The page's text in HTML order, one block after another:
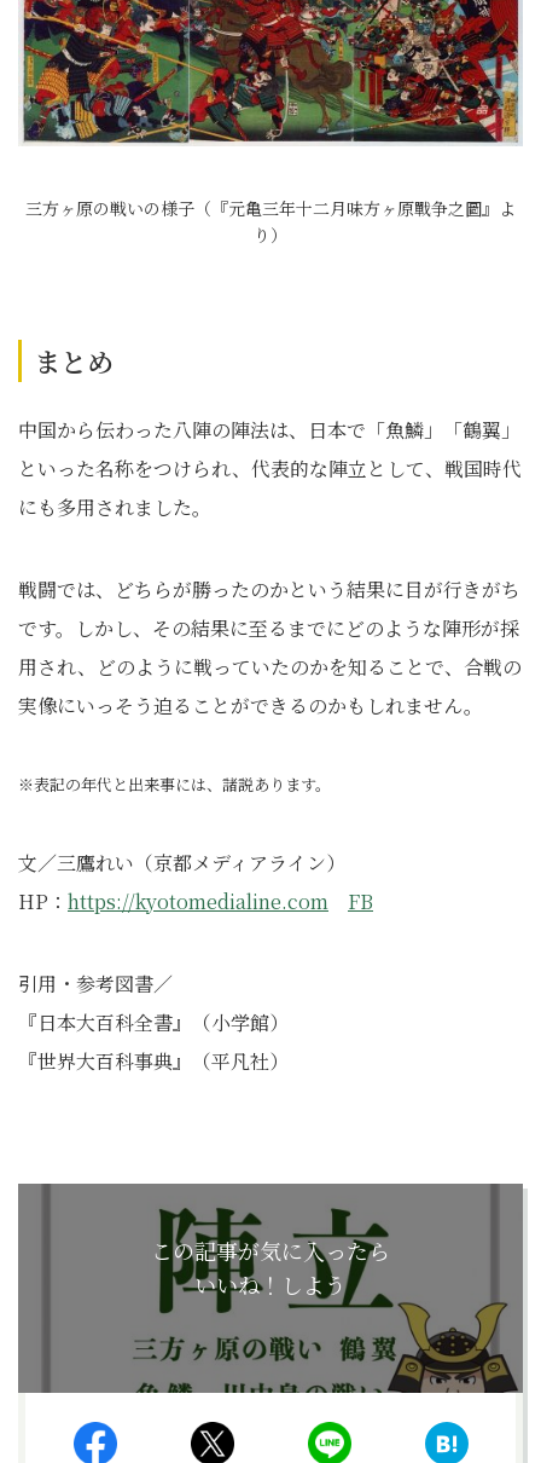
三方ヶ原の戦いの様子（『元亀三年十二月味方ヶ原戰争之圖』よ
り）
まとめ
中国から伝わった八陣の陣法は、日本で「魚鱗」「鶴翼」
といった名称をつけられ、代表的な陣立として、戦国時代
にも多用されました。
戦闘では、どちらが勝ったのかという結果に目が行きがち
です。しかし、その結果に至るまでにどのような陣形が採
用され、どのように戦っていたのかを知ることで、合戦の
実像にいっそう迫ることができるのかもしれません。
※表記の年代と出来事には、諸説あります。
文／三鷹れい（京都メディアライン）
HP： https://kyotomedialine.com FB
引用・参考図書／
『⽇本⼤百科全書』（⼩学館）
『世界⼤百科事典』（平凡社）
この記事が気に入ったら
いいね！しよう